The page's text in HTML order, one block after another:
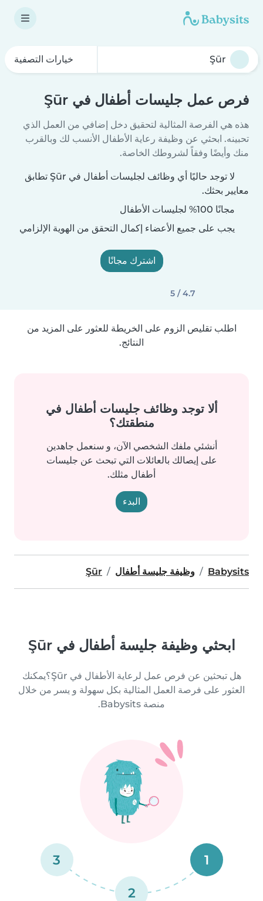
خيارات التصفية
فرص عمل جليسات أطفال في Şūr
هذه هي الفرصة المثالية لتحقيق دخل إضافي من العمل الذي
تحبينه. ابحثي عن وظيفة رعاية الأطفال الأنسب لك وبالقرب
منك وأيضًا وفقاً لشروطك الخاصة.
لا توجد حاليًا أي وظائف لجليسات أطفال في Şūr تطابق
معايير بحثك.
مجانًا 100% لجليسات الأطفال
يجب على جميع الأعضاء إكمال التحقق من الهوية الإلزامي
اشترك مجانًا
4.7 / 5
اطلب تقليص الزوم على الخريطة للعثور على المزيد من
النتائج.
ألا توجد وظائف جليسات أطفال في
منطقتك؟
أنشئي ملفك الشخصي الآن، و سنعمل جاهدين
على إيصالك بالعائلات التي تبحث عن جليسات
أطفال مثلك.
البدء
Babysits وظيفة جليسة أطفال Şūr
ابحثي وظيفة جليسة أطفال في Şūr
هل تبحثين عن فرص عمل لرعاية الأطفال في Şūr؟يمكنك
العثور على فرصة العمل المثالية بكل سهولة و يسر من خلال
منصة Babysits.
1
2
3